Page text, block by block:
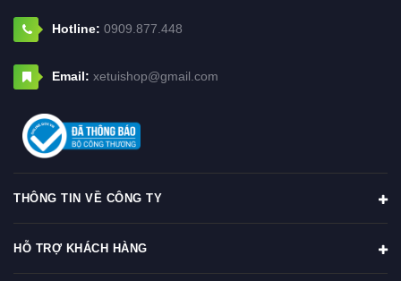
Hotline: 0909.877.448
Email: xetuishop@gmail.com
THÔNG TIN VỀ CÔNG TY
HỖ TRỢ KHÁCH HÀNG